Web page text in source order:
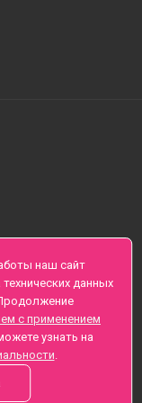
наш сайт
данных
с применением
узнать на
.